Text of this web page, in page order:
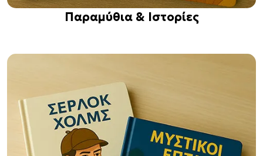
Παραμύθια & Ιστορίες